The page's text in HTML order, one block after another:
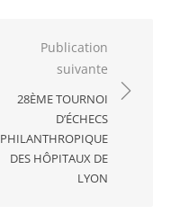
Publication
suivante
28ÈME TOURNOI
D’ÉCHECS
PHILANTHROPIQUE
DES HÔPITAUX DE
LYON